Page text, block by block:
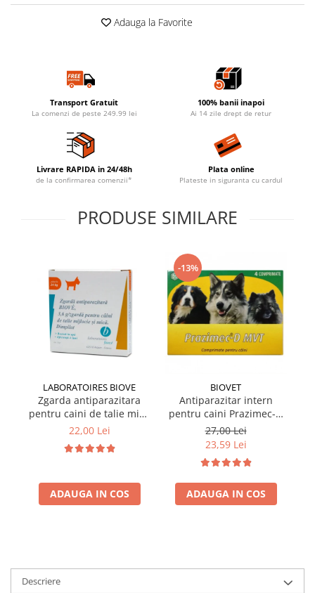
Adauga la Favorite
Transport Gratuit
La comenzi de peste 249.99 lei
100% banii inapoi
Ai 14 zile drept de retur
Livrare RAPIDA in 24/48h
de la confirmarea comenzii*
Plata online
Plateste in siguranta cu cardul
PRODUSE SIMILARE
LABORATOIRES BIOVE
Zgarda antiparazitara
pentru caini de talie mica
Biove 60 cm
22,00 Lei
ADAUGA IN COS
-13%
BIOVET
Antiparazitar intern
pentru caini Prazimec-D
MVT 4 comprimate
27,00 Lei
23,59 Lei
ADAUGA IN COS
Descriere